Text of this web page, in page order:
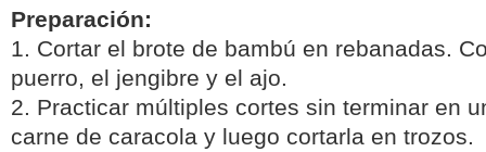
Preparación:
1. Cortar el brote de bambú en rebanadas.
puerro, el jengibre y el ajo.
2. Practicar múltiples cortes sin terminar en
carne de caracola y luego cortarla en trozos.